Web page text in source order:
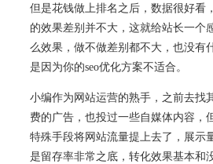
但是花钱做上排名之后，数据很好看
的效果差别并不大，这就给站长一个
么效果，做不做差别都不大，也没有
是因为你的seo优化方案不适合。
小编作为网站运营的熟手，之前去找
费的广告，也投过一些自媒体内容，
特殊手段将网站流量提上去了，展示
是留存率非常之底，转化效果基本和